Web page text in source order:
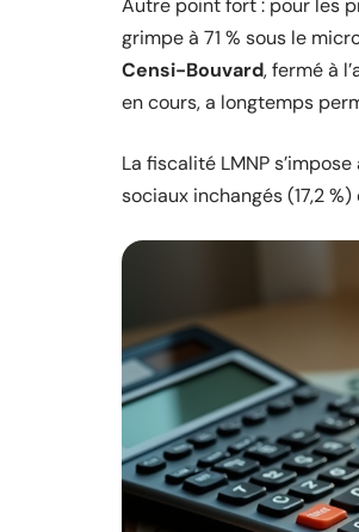
Autre point fort : pour les
grimpe à 71 % sous le
Censi-Bouvard, fermé à
en cours, a longtemps
La fiscalité LMNP
sociaux inchangés (17,2